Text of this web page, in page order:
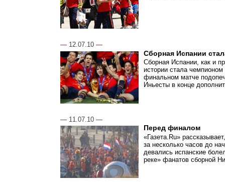
— 12.07.10 —
Сборная Испании
Сборная Испании, как и
истории стала
финальном матче
Иньесты в конце
— 11.07.10 —
Перед финалом
«Газета.Ru»
за несколько часов до
девались испанские
реке» фанатов сборной